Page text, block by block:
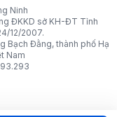
Ninh
ĐKKD sở KH-ĐT Tỉnh
12/2007.
Bạch Đằng, thành phố Hạ
Nam